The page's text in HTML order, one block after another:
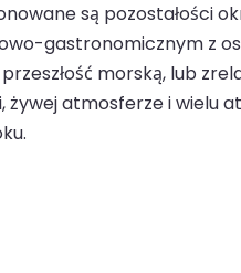
są pozostałości
gastronomicznym z
morską, lub
żywej atmosferze i